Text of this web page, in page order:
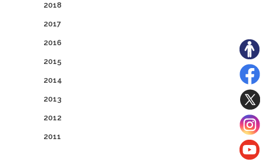
2018
2017
2016
2015
2014
2013
2012
2011